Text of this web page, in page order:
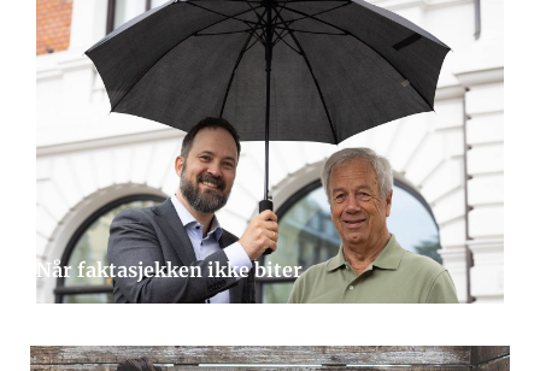
Når faktasjekken ikke biter